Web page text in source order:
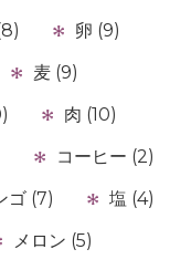
卵 (9)
麦 (9)
肉 (10)
コーヒー (2)
ゴ (7)
塩 (4)
メロン (5)